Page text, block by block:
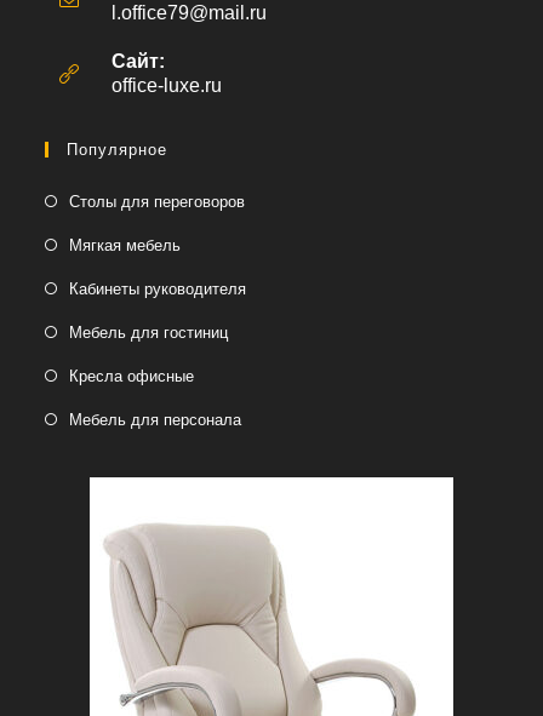
l.office79@mail.ru
Сайт:
office-luxe.ru
Популярное
Столы для переговоров
Мягкая мебель
Кабинеты руководителя
Мебель для гостиниц
Кресла офисные
Мебель для персонала